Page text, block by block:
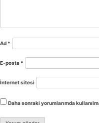
Ad *
E-posta *
İnternet sitesi
Daha sonraki yorumlarımda